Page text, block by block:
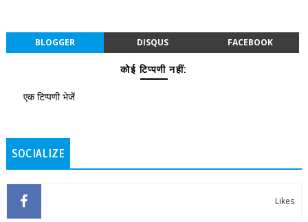
BLOGGER DISQUS FACEBOOK
कोई टिप्पणी नहीं:
एक टिप्पणी भेजें
SOCIALIZE
Likes